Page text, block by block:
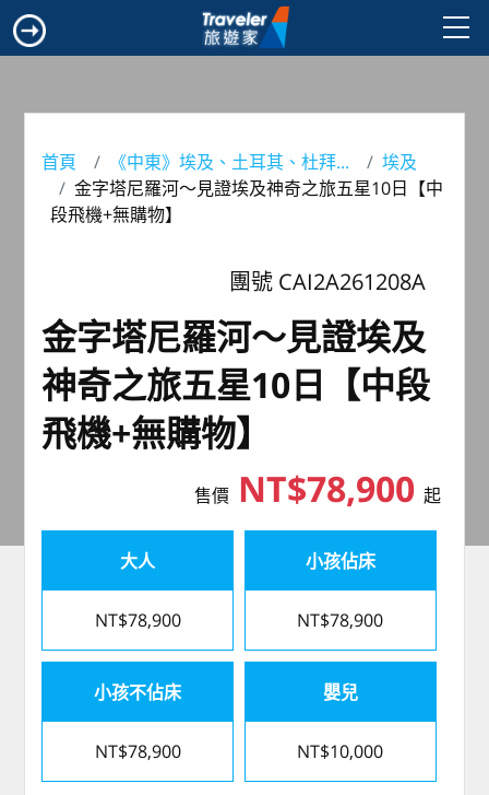
首頁 《中東》埃及、土耳其、杜拜...
埃及
金字塔尼羅河～見證埃及神奇之旅五星10日【中
段飛機+無購物】
團號 CAI2A261208A
金字塔尼羅河～見證埃及
神奇之旅五星10日【中段
飛機+無購物】
售價NT$78,900 起
大人
NT$78,900
小孩佔床
NT$78,900
小孩不佔床
NT$78,900
嬰兒
NT$10,000